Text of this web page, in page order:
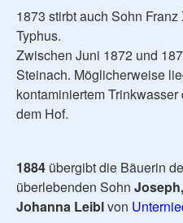
1873 stirbt auch Sohn
Typhus.
Zwischen Juni 1872 und
Steinach. Möglicherweise
kontaminiertem
dem Hof.
1884 übergibt die Bäuerin
überlebenden Sohn Joseph,
Johanna Leiblvon